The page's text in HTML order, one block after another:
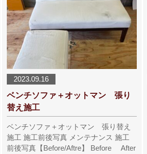
2023.09.16
ベンチソファ＋オットマン 張り
替え施工
ベンチソファ＋オットマン 張り替え
施工 施工前後写真 メンテナンス 施工
前後写真【Before/Aftre】 Before After